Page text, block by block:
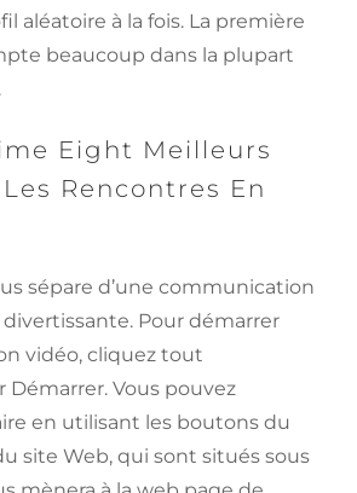
aléatoire à la fois. La première
beaucoup dans la plupart
Eight Meilleurs
Rencontres En
sépare d’une communication
Pour démarrer
vidéo, cliquez tout
Vous pouvez
en utilisant les boutons du
site Web, qui sont situés sous